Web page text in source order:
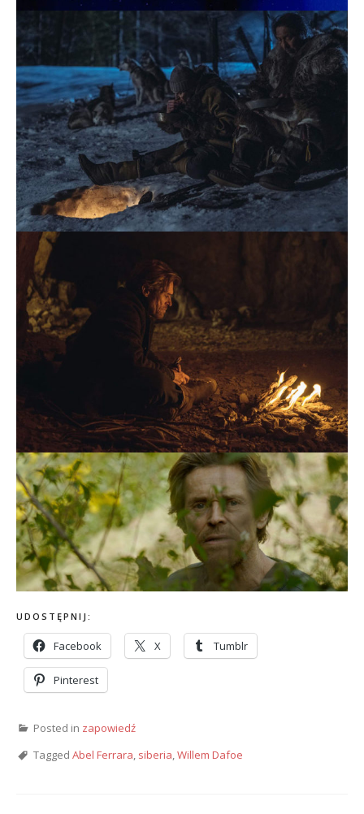
UDOSTĘPNIJ:
Facebook X Tumblr
Pinterest
Posted in zapowiedź
Tagged Abel Ferrara, siberia,Willem Dafoe